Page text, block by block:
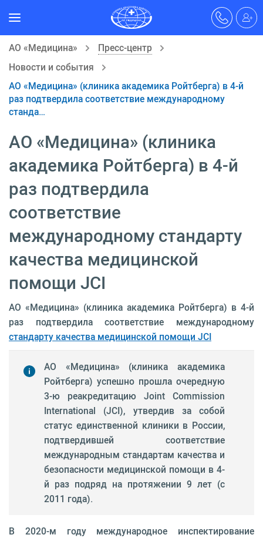
АО «Медицина»
Пресс-центр
Новости и события
АО «Медицина» (клиника академика Ройтберга) в 4-й
раз подтвердила соответствие международному
станда…
АО «Медицина» (клиника
академика Ройтберга) в 4-й
раз подтвердила
соответствие
международному стандарту
качества медицинской
помощи JCI
АО «Медицина» (клиника академика Ройтберга) в 4-й
раз подтвердила соответствие международному
стандарту качества медицинской помощи JCI
АО «Медицина» (клиника академика
Ройтберга) успешно прошла очередную
3-ю реакредитацию Joint Commission
International (JCI), утвердив за собой
статус единственной клиники в России,
подтвердившей соответствие
международным стандартам качества и
безопасности медицинской помощи в 4-
й раз подряд на протяжении 9 лет (с
2011 года).
В 2020-м году международное инспектирование